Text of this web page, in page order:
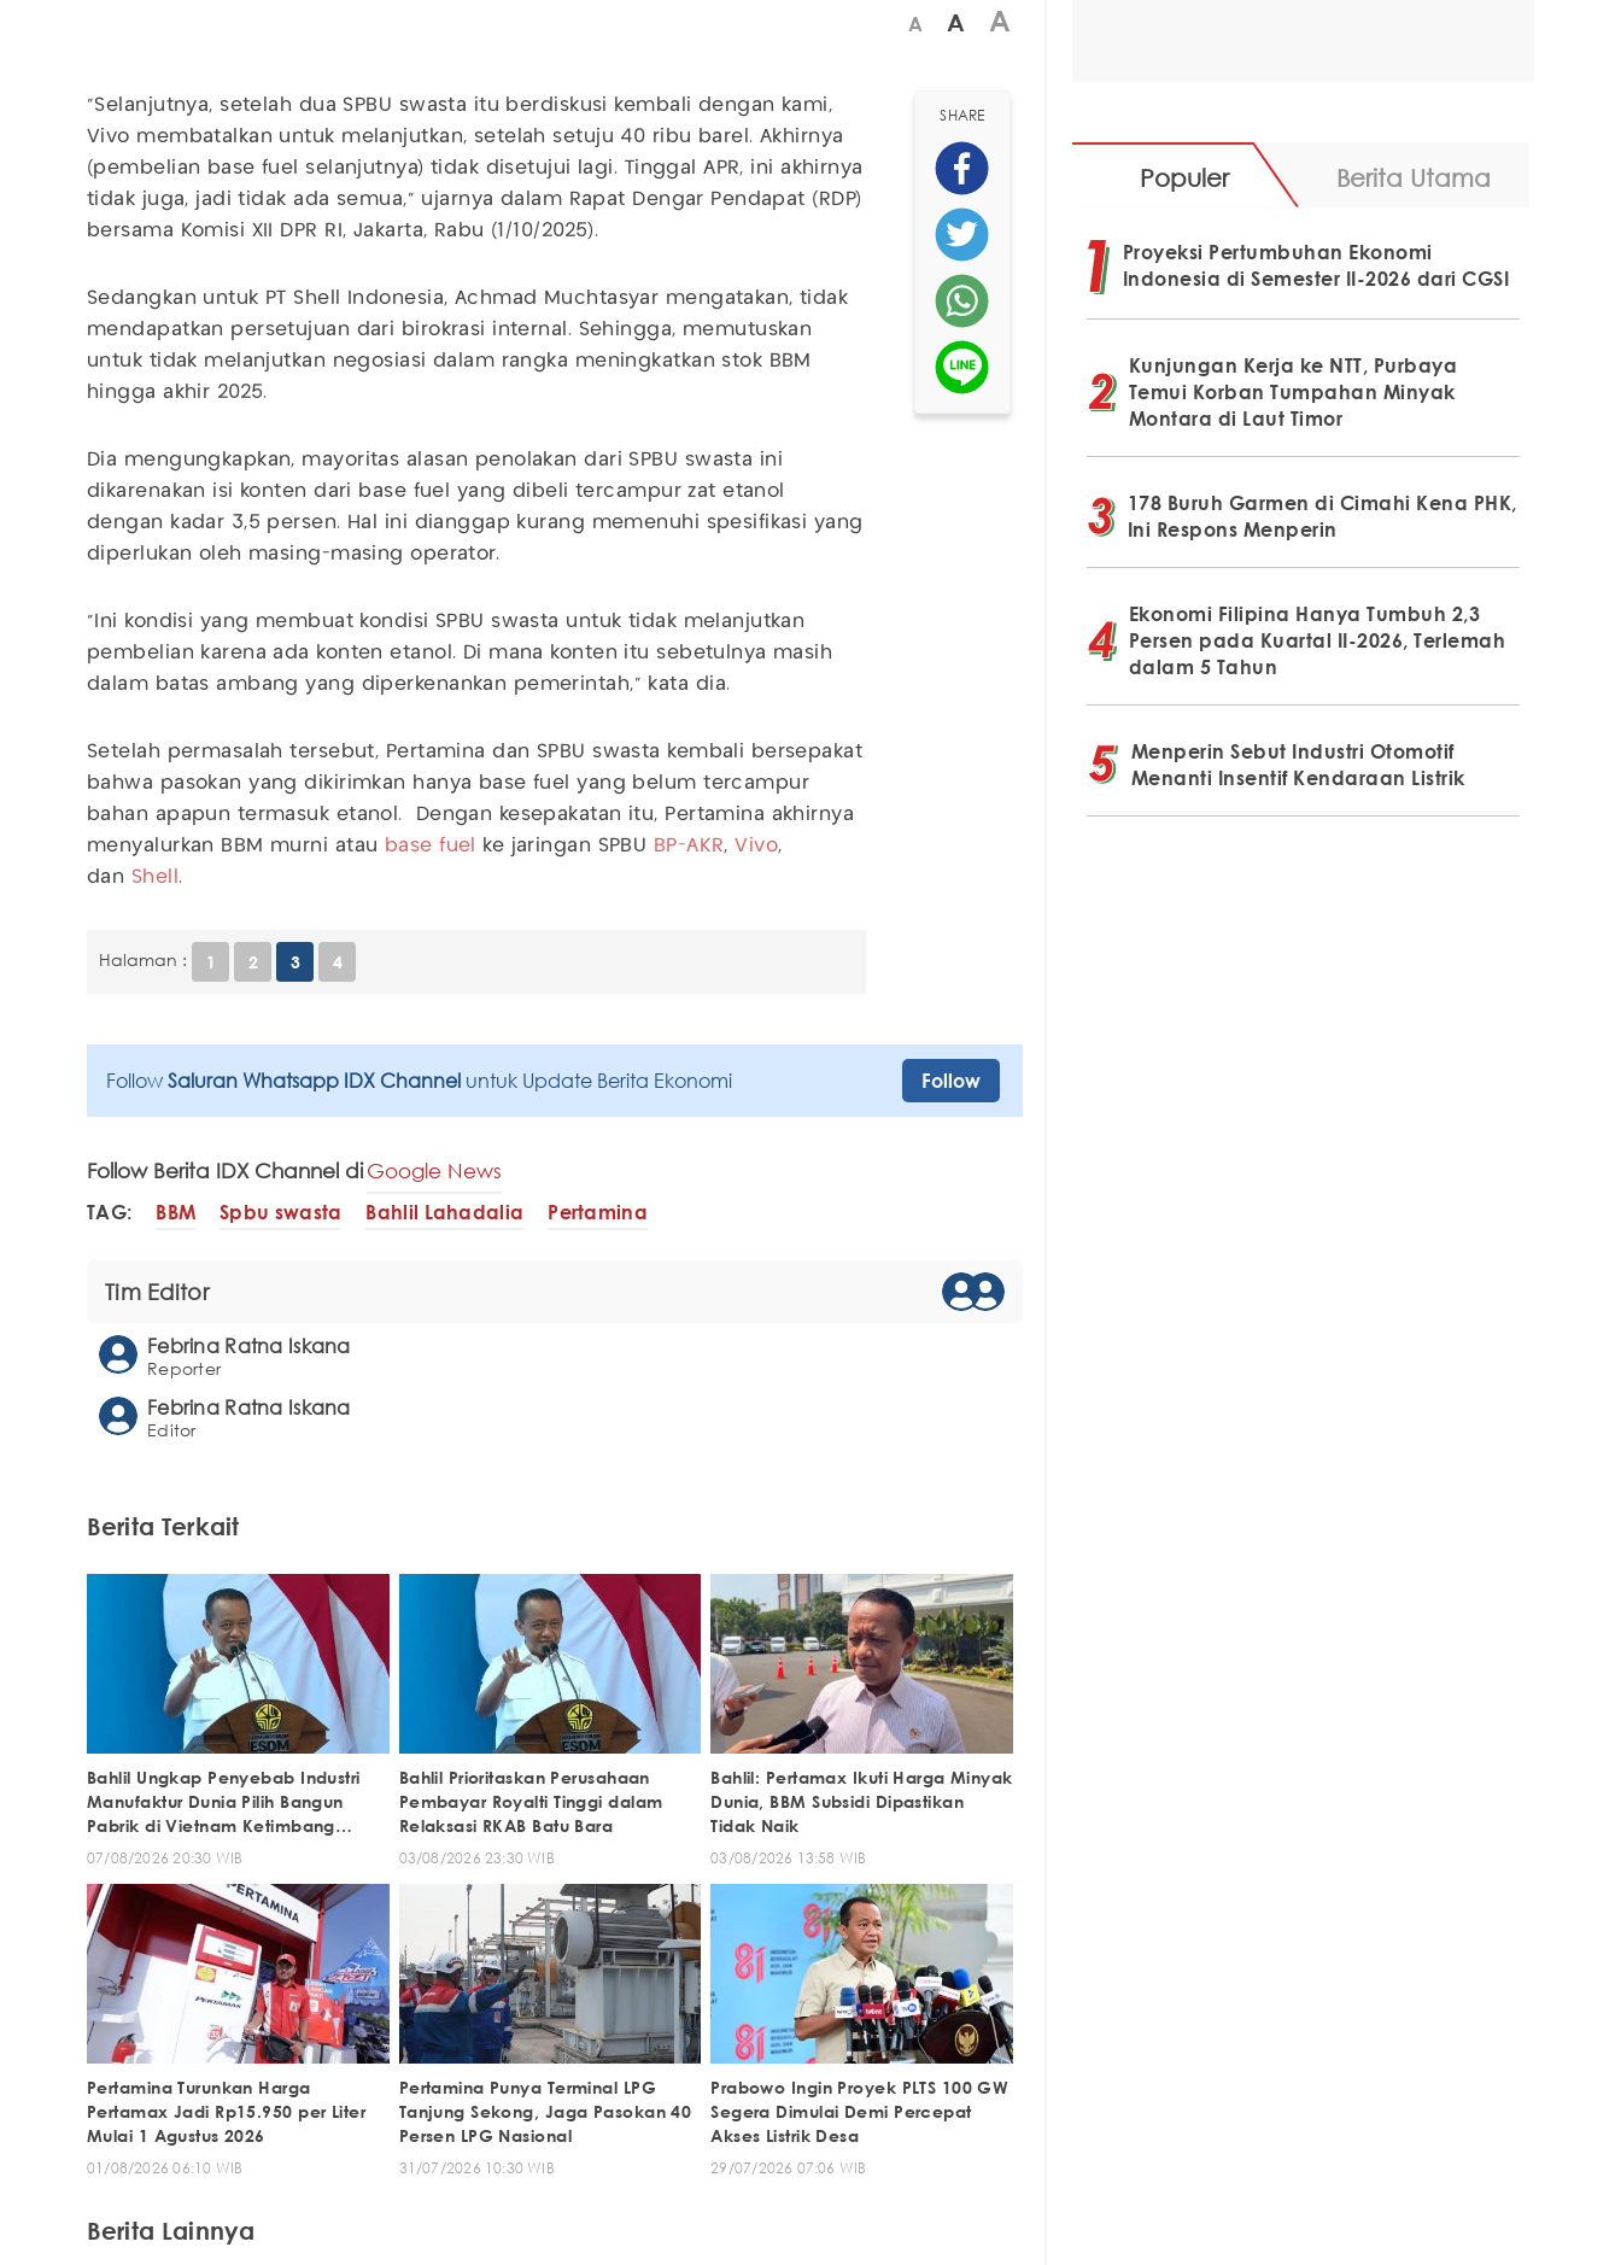
A A A
"Selanjutnya, setelah dua SPBU swasta itu berdiskusi kembali dengan kami,
Vivo membatalkan untuk melanjutkan, setelah setuju 40 ribu barel. Akhirnya
(pembelian base fuel selanjutnya) tidak disetujui lagi. Tinggal APR, ini akhirnya
tidak juga, jadi tidak ada semua," ujarnya dalam Rapat Dengar Pendapat (RDP)
bersama Komisi XII DPR RI, Jakarta, Rabu (1/10/2025).
Sedangkan untuk PT Shell Indonesia, Achmad Muchtasyar mengatakan, tidak
mendapatkan persetujuan dari birokrasi internal. Sehingga, memutuskan
untuk tidak melanjutkan negosiasi dalam rangka meningkatkan stok BBM
hingga akhir 2025.
Dia mengungkapkan, mayoritas alasan penolakan dari SPBU swasta ini
dikarenakan isi konten dari base fuel yang dibeli tercampur zat etanol
dengan kadar 3,5 persen. Hal ini dianggap kurang memenuhi spesifikasi yang
diperlukan oleh masing-masing operator.
"Ini kondisi yang membuat kondisi SPBU swasta untuk tidak melanjutkan
pembelian karena ada konten etanol. Di mana konten itu sebetulnya masih
dalam batas ambang yang diperkenankan pemerintah," kata dia.
Setelah permasalah tersebut, Pertamina dan SPBU swasta kembali bersepakat
bahwa pasokan yang dikirimkan hanya base fuel yang belum tercampur
bahan apapun termasuk etanol. Dengan kesepakatan itu, Pertamina akhirnya
menyalurkan BBM murni atau base fuel ke jaringan SPBU BP-AKR,Vivo,
dan Shell .
Halaman : 1 2 3 4
SHARE
Follow Saluran Whatsapp IDX Channel untuk Update Berita Ekonomi Follow
Follow Berita IDX Channel diGoogle News
TAG: BBM Spbu swasta Bahlil Lahadalia Pertamina
Tim Editor
Febrina Ratna Iskana
Reporter
Febrina Ratna Iskana
Editor
Berita Terkait
Bahlil Ungkap Penyebab Industri
Manufaktur Dunia Pilih Bangun
Pabrik di Vietnam Ketimbang
Indonesia
07/08/2026 20:30 WIB
Bahlil Prioritaskan Perusahaan
Pembayar Royalti Tinggi dalam
Relaksasi RKAB Batu Bara
03/08/2026 23:30 WIB
Bahlil: Pertamax Ikuti Harga Minyak
Dunia, BBM Subsidi Dipastikan
Tidak Naik
03/08/2026 13:58 WIB
Pertamina Turunkan Harga
Pertamax Jadi Rp15.950 per Liter
Mulai 1 Agustus 2026
01/08/2026 06:10 WIB
Pertamina Punya Terminal LPG
Tanjung Sekong, Jaga Pasokan 40
Persen LPG Nasional
31/07/2026 10:30 WIB
Prabowo Ingin Proyek PLTS 100 GW
Segera Dimulai Demi Percepat
Akses Listrik Desa
29/07/2026 07:06 WIB
Berita Lainnya
Populer Berita Utama
Proyeksi Pertumbuhan Ekonomi
Indonesia di Semester II-2026 dari CGSI
Kunjungan Kerja ke NTT, Purbaya
Temui Korban Tumpahan Minyak
Montara di Laut Timor
178 Buruh Garmen di Cimahi Kena PHK,
Ini Respons Menperin
Ekonomi Filipina Hanya Tumbuh 2,3
Persen pada Kuartal II-2026, Terlemah
dalam 5 Tahun
Menperin Sebut Industri Otomotif
Menanti Insentif Kendaraan Listrik